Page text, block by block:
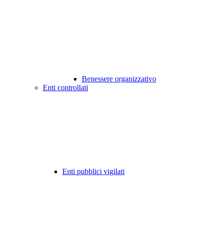
Benessere organizzativo
Enti controllati
Enti pubblici vigilati